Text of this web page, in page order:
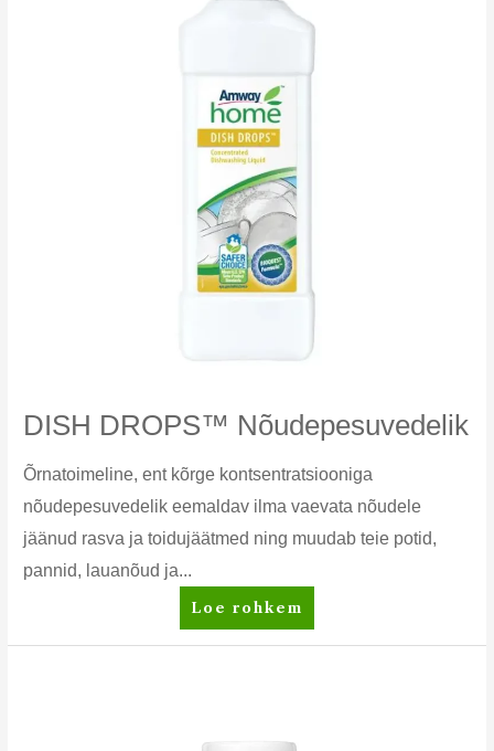
DISH DROPS™ Nõudepesuvedelik
Õrnatoimeline, ent kõrge kontsentratsiooniga
nõudepesuvedelik eemaldav ilma vaevata nõudele
jäänud rasva ja toidujäätmed ning muudab teie potid,
pannid, lauanõud ja...
DISH
DROPS™
Loe rohkem